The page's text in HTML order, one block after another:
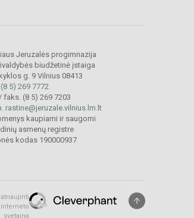
Jeruzalės progimnazija
biudžetinė įstaiga
g. 9 Vilnius 08413
(8 5) 269 7772
faks. (8 5) 269 7203
rastine@jeruzale.vilnius.lm.lt
kaupiami ir saugomi
asmenų registre
kodas 190000937
svetainę